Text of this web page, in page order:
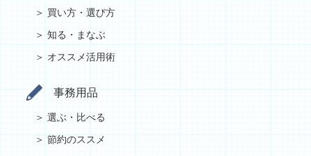
買い方・選び方
知る・まなぶ
オススメ活用術
事務用品
選ぶ・比べる
節約のススメ